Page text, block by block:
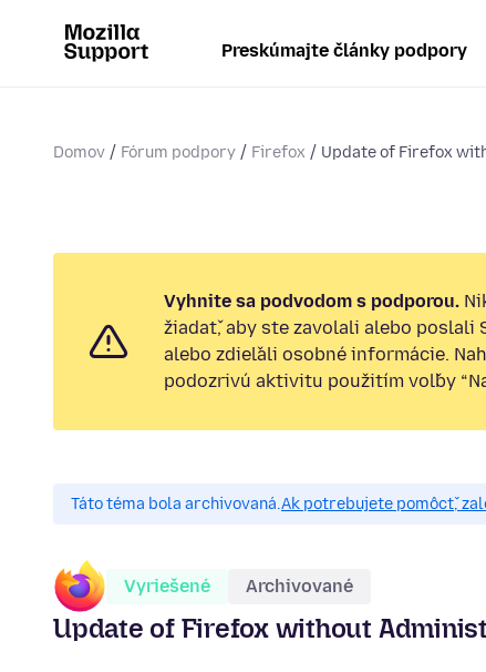
Preskúmajte články podpory
Domov Fórum podpory Firefox Update of Firefox
Vyhnite sa podvodom s podporou.
žiadať, aby ste zavolali alebo poslali
alebo zdieľali osobné informácie.
podozrivú aktivitu použitím voľby
Táto téma bola archivovaná.Ak potrebujete pomôcť,
Vyriešené Archivované
Update of Firefox without